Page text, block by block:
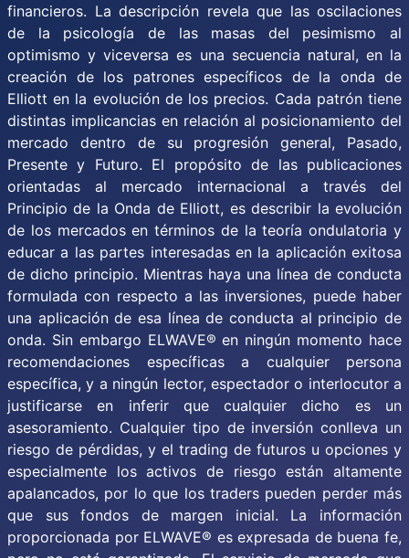
financieros. La descripción revela que las oscilaciones
de la psicología de las masas del pesimismo al
optimismo y viceversa es una secuencia natural, en la
creación de los patrones específicos de la onda de
Elliott en la evolución de los precios. Cada patrón tiene
distintas implicancias en relación al posicionamiento del
mercado dentro de su progresión general, Pasado,
Presente y Futuro. El propósito de las publicaciones
orientadas al mercado internacional a través del
Principio de la Onda de Elliott, es describir la evolución
de los mercados en términos de la teoría ondulatoria y
educar a las partes interesadas en la aplicación exitosa
de dicho principio. Mientras haya una línea de conducta
formulada con respecto a las inversiones, puede haber
una aplicación de esa línea de conducta al principio de
onda. Sin embargo ELWAVE® en ningún momento hace
recomendaciones específicas a cualquier persona
específica, y a ningún lector, espectador o interlocutor a
justificarse en inferir que cualquier dicho es un
asesoramiento. Cualquier tipo de inversión conlleva un
riesgo de pérdidas, y el trading de futuros u opciones y
especialmente los activos de riesgo están altamente
apalancados, por lo que los traders pueden perder más
que sus fondos de margen inicial. La información
proporcionada por ELWAVE® es expresada de buena fe,